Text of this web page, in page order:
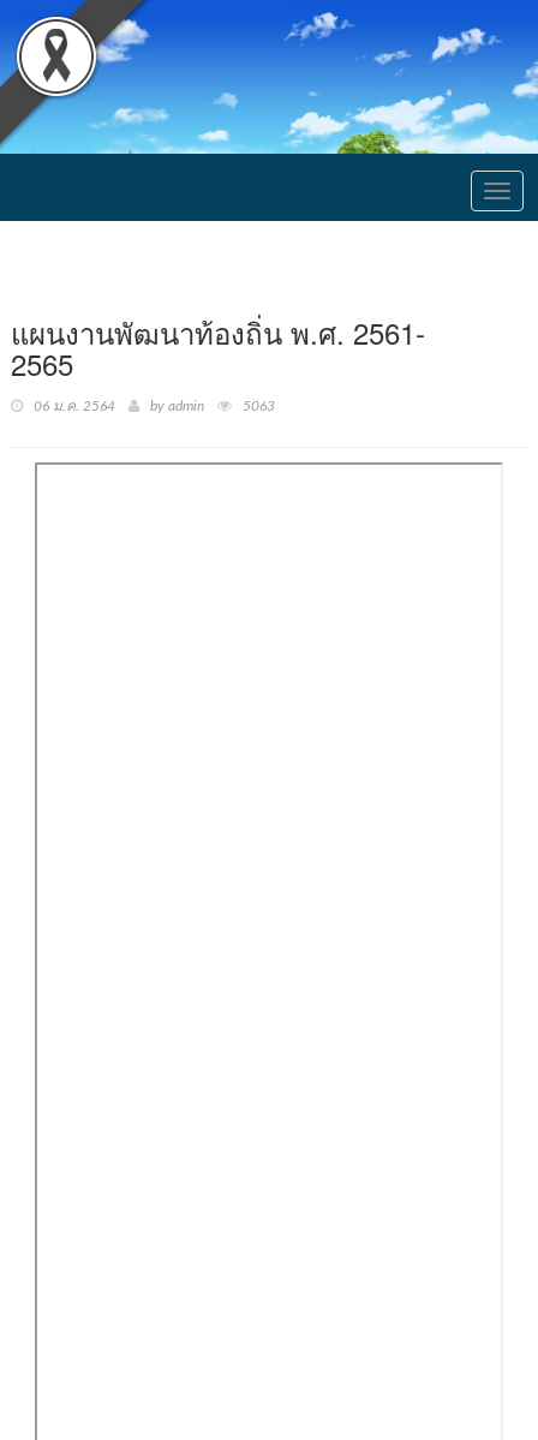
แผนงานพัฒนาท้องถิ่น พ.ศ. 2561-
2565
06 ม.ค. 2564 by admin 5063